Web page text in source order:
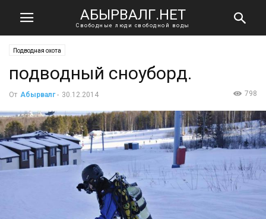
АБЫРВАЛГ.НЕТ
Свободные люди свободной воды
Подводная охота
подводный сноуборд.
От Абырвалг - 30.12.2014 798